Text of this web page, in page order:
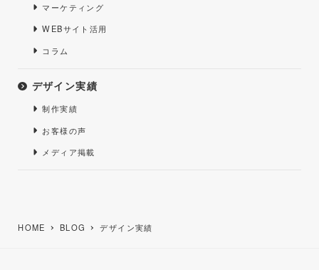
シ
ョ
ン
マーケティング
WEBサイト活用
コラム
デザイン実績
制作実績
お客様の声
メディア掲載
HOME BLOG デザイン実績